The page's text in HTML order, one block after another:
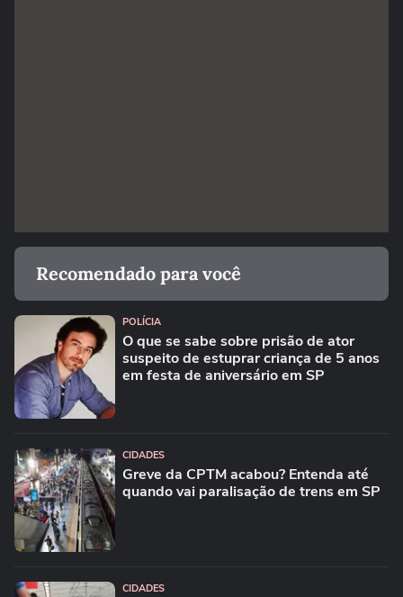
Recomendado para você
POLÍCIA
O que se sabe sobre prisão de ator
suspeito de estuprar criança de 5 anos
em festa de aniversário em SP
CIDADES
Greve da CPTM acabou? Entenda até
quando vai paralisação de trens em SP
CIDADES